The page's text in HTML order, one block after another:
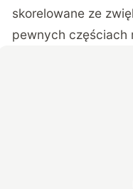
skorelowane ze
pewnych częściach